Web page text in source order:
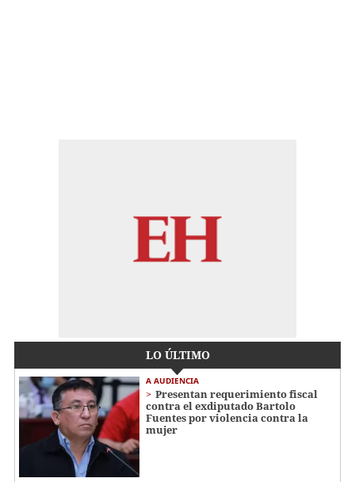
LO ÚLTIMO
A AUDIENCIA
Presentan requerimiento fiscal
contra el exdiputado Bartolo
Fuentes por violencia contra la
mujer